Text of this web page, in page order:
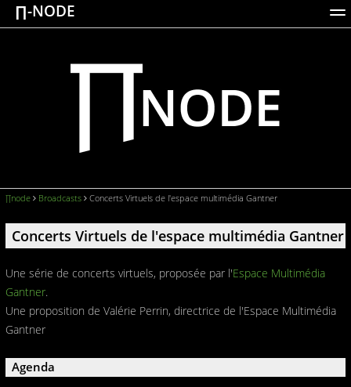
∏-NODE
ACTIONS WORKS DOCUMENTATION
BROADCASTS
∏node Broadcasts Concerts Virtuels de l'espace multimédia Gantner
Concerts Virtuels de l'espace multimédia Gantner
Une série de concerts virtuels, proposée par l'Espace Multimédia
Gantner.
Une proposition de Valérie Perrin, directrice de l'Espace Multimédia
Gantner
Agenda